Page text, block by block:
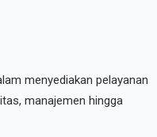
menyediakan pelayanan
manajemen hingga